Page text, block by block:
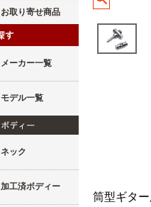
お取り寄せ商品
メーカー一覧
モデル一覧
ネック
加工済ボディー
筒型ギター